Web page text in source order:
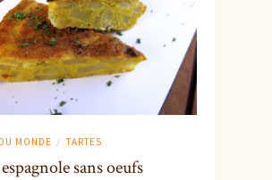
MONDE / TARTES
sans oeufs